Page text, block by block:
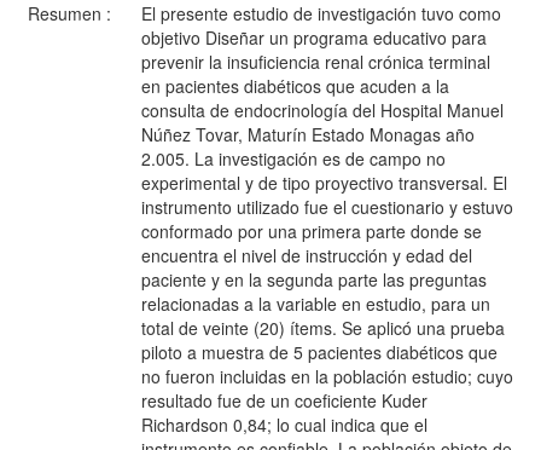
Resumen :
El presente estudio de investigación tuvo como
objetivo Diseñar un programa educativo para
prevenir la insuficiencia renal crónica terminal
en pacientes diabéticos que acuden a la
consulta de endocrinología del Hospital Manuel
Núñez Tovar, Maturín Estado Monagas año
2.005. La investigación es de campo no
experimental y de tipo proyectivo transversal. El
instrumento utilizado fue el cuestionario y estuvo
conformado por una primera parte donde se
encuentra el nivel de instrucción y edad del
paciente y en la segunda parte las preguntas
relacionadas a la variable en estudio, para un
total de veinte (20) ítems. Se aplicó una prueba
piloto a muestra de 5 pacientes diabéticos que
no fueron incluidas en la población estudio; cuyo
resultado fue de un coeficiente Kuder
Richardson 0,84; lo cual indica que el